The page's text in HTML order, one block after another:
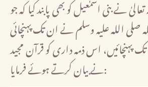
نے بنی اسمٰعیل کو بھی پابند کیا کہ جو
اللہ علیہ وسلم نے ان تک پہنچائی
پہنچائیں، اس ذمہ داری کو قرآن مجید
نے بیان کرتے ہوئے فرمایا: